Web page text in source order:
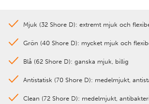
Mjuk (32 Shore D): extremt mjuk och
Grön (40 Shore D): mycket mjuk och
Blå (62 Shore D): ganska mjuk, billig
Antistatisk (70 Shore D): medelmjukt,
Clean (72 Shore D): medelmjukt,